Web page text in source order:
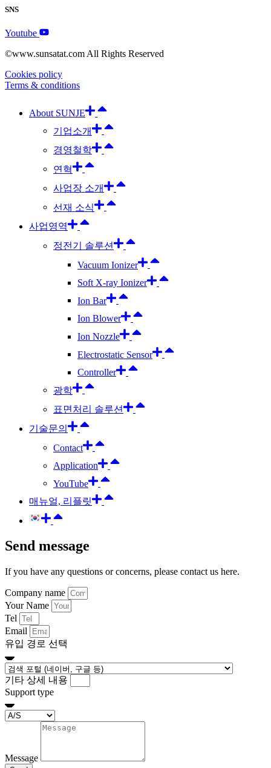
SNS
Youtube
©www.sunsatat.com All Rights Reserved
Cookies policy
Terms & conditions
About SUNJE
기업소개
경영철학
연혁
사업장 소개
선재 소식
사업영역
정전기 솔루션
Vacuum Ionizer
Soft X-ray Ionizer
Ion Bar
Ion Blower
Ion Nozzle
Electrostatic Sensor
Controller
광학
표면처리 솔루션
기술문의
Contact
Application
YouTube
매뉴얼, 리플릿
Send message
If you have any questions or concerns, please contact us here.
Company name
Your Name
Tel
Email
유입 경로 선택
기타 상세 내용
Support type
Message